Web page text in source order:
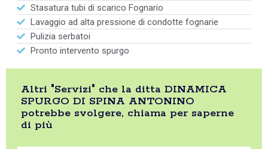
Stasatura tubi di scarico Fognario
Lavaggio ad alta pressione di condotte fognarie
Pulizia serbatoi
Pronto intervento spurgo
Altri "Servizi" che la ditta DINAMICA
SPURGO DI SPINA ANTONINO
potrebbe svolgere, chiama per saperne
di più